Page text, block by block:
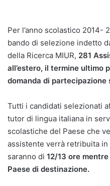
Per l’anno scolastico 2014-
bando di selezione indetto
della Ricerca MIUR, 281
all’estero, il termine ultimo
domanda di partecipazione
Tutti i candidati selezionati
tutor di lingua italiana in
scolastiche del Paese che
assistente verrà retribuita
saranno di 12/13 ore
Paese di destinazione.